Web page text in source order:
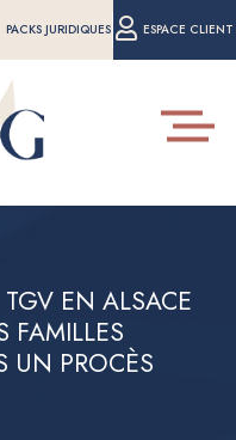
PACKS JURIDIQUES ESPACE CLIENT
Toggle
EN ALSACE
FAMILLES
UN PROCÈS